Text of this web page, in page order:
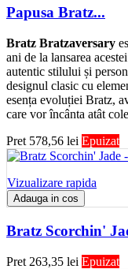
Papusa Bratz...
Bratz Bratzaversary
ani de la lansarea
autentic stilului și
designul clasic cu
esența evoluției Bratz,
care vor încânta atât
Pret 578,56 lei Epuizat
Vizualizare rapida
Adauga in cos
Bratz Scorchin'
Pret 263,35 lei Epuizat